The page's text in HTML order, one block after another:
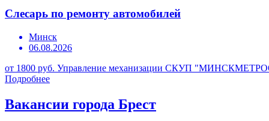
Слесарь по ремонту автомобилей
Минск
06.08.2026
от 1800 руб. Управление механизации СКУП
Подробнее
Вакансии города Брест